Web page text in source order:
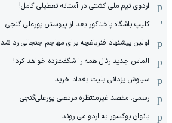
اردوی تیم ملی کشتی در آستانه تعطیلی کامل!
کلیپ باشگاه پاختاکور بعد از پیوستن پورعلی گنجی
اولین پیشنهاد فنرباغچه برای مهاجم جنجالی رد شد
الماس جدید رئال همه را شگفت‌زده خواهد کرد!
سیاوش یزدانی بلیت بغداد خرید
رسمی: مقصد غیرمنتظره مرتضی پورعلی‌گنجی
بانوان بوکسور به اردو می روند